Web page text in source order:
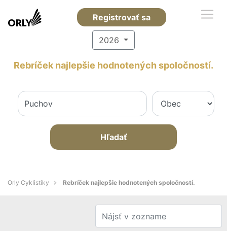
Registrovať sa
2026
Rebríček najlepšie hodnotených spoločností.
Hľadať
Orly Cyklistiky Rebríček najlepšie hodnotených spoločností.